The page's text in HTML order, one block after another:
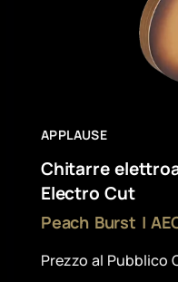
APPLAUSE
Chitarre
Electro Cut
Peach Burst |
Prezzo al Pubblico